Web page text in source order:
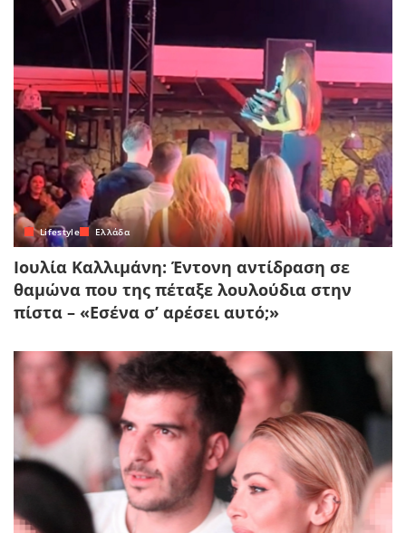
Lifestyle Ελλάδα
Ιουλία Καλλιμάνη: Έντονη αντίδραση σε
θαμώνα που της πέταξε λουλούδια στην
πίστα – «Εσένα σ’ αρέσει αυτό;»